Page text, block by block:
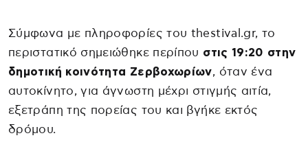
Σύμφωνα με πληροφορίες του thestival.gr, το
περιστατικό σημειώθηκε περίπου στις 19:20 στην
δημοτική κοινότητα Ζερβοχωρίων, όταν ένα
αυτοκίνητο, για άγνωστη μέχρι στιγμής αιτία,
εξετράπη της πορείας του και βγήκε εκτός
δρόμου.